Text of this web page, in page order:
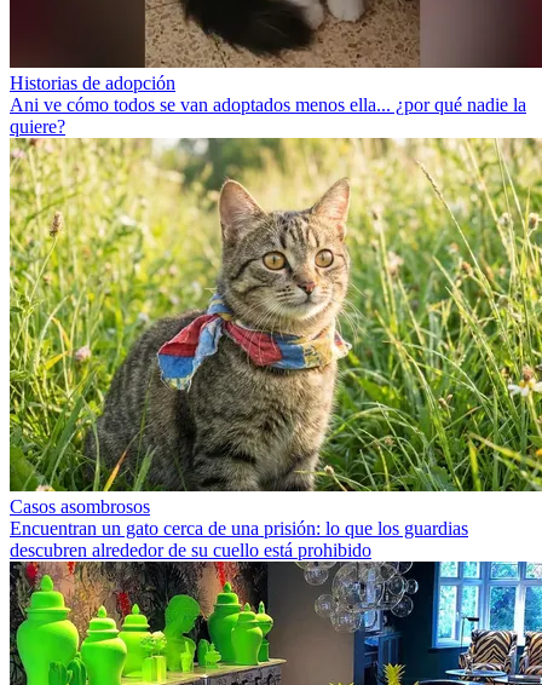
Historias de adopción
Ani ve cómo todos se van adoptados menos ella... ¿por qué nadie la
quiere?
Casos asombrosos
Encuentran un gato cerca de una prisión: lo que los guardias
descubren alrededor de su cuello está prohibido